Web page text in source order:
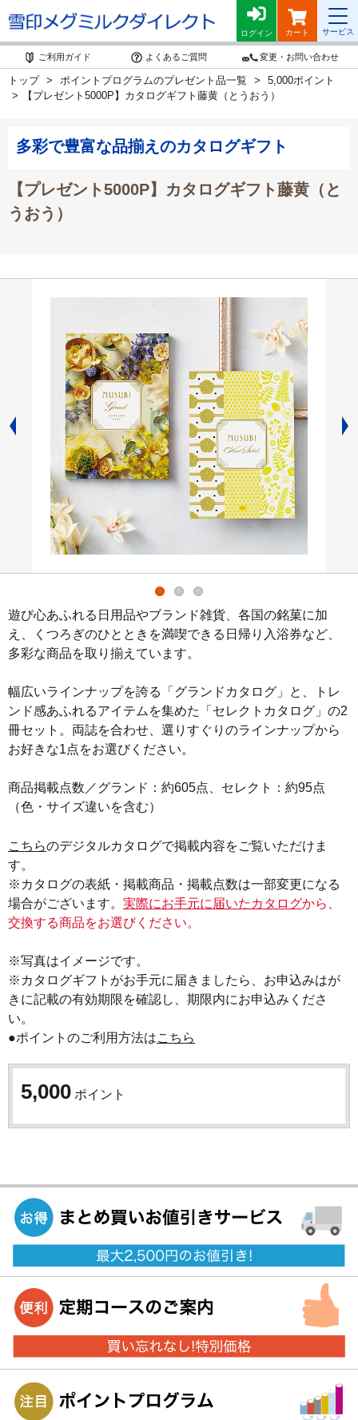
ログイン カート サービス
ご利用ガイド よくあるご質問 変更・お問い合わせ
トップ ポイントプログラムのプレゼント品一覧
5,000ポイント
【プレゼント5000P】カタログギフト藤黄（とうおう）
多彩で豊富な品揃えのカタログギフト
【プレゼント5000P】カタログギフト藤黄（と
うおう）
遊び心あふれる日用品やブランド雑貨、各国の銘菓に加
え、くつろぎのひとときを満喫できる日帰り入浴券など、
多彩な商品を取り揃えています。
幅広いラインナップを誇る「グランドカタログ」と、トレ
ンド感あふれるアイテムを集めた「セレクトカタログ」の2
冊セット。両誌を合わせ、選りすぐりのラインナップから
お好きな1点をお選びください。
商品掲載点数／グランド：約605点、セレクト：約95点
（色・サイズ違いを含む）
こちらのデジタルカタログで掲載内容をご覧いただけま
す。
※カタログの表紙・掲載商品・掲載点数は一部変更になる
場合がございます。 実際にお手元に届いたカタログから、
交換する商品をお選びください。
※写真はイメージです。
※カタログギフトがお手元に届きましたら、お申込みはが
きに記載の有効期限を確認し、期限内にお申込みくださ
い。
●ポイントのご利用方法はこちら
5,000 ポイント